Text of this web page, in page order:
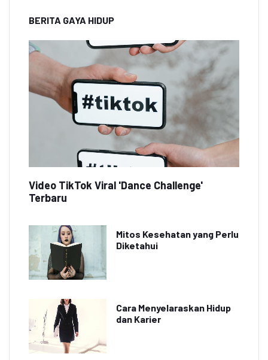
BERITA GAYA HIDUP
Video TikTok Viral 'Dance Challenge'
Terbaru
Mitos Kesehatan yang Perlu
Diketahui
Cara Menyelaraskan Hidup
dan Karier